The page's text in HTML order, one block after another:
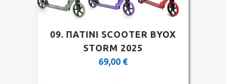
09. ΠΑΤΙΝΙ SCOOTER BYOX
STORM 2025
69,00 €